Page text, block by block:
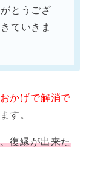
とうござ
ていきま
かげで解消で
す。
復縁が出来た